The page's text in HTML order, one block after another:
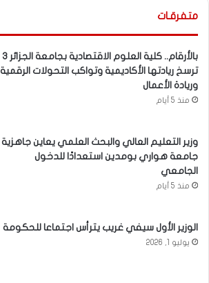
متفرقـات
بالأرقام.. كلية العلوم الاقتصادية بجامعة الجزائر 3
ترسخ ريادتها الأكاديمية وتواكب التحولات الرقمية
وريادة الأعمال
منذ 5 أيام
وزير التعليم العالي والبحث العلمي يعاين جاهزية
جامعة هواري بومدين استعدادًا للدخول
الجامعي
منذ 5 أيام
الوزير الأول سيفي غريب يترأس اجتماعا للحكومة
يوليو 1, 2026